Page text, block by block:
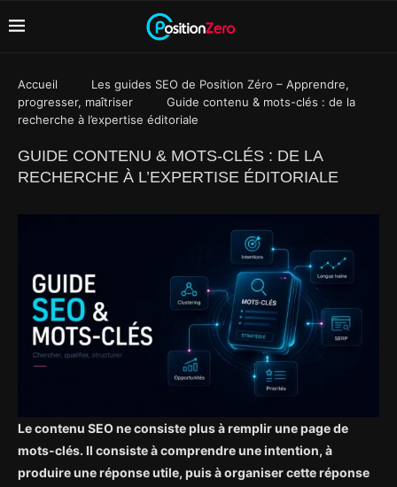
Accueil
Les guides SEO de Position Zéro – Apprendre,
progresser, maîtriser
Guide contenu & mots-clés : de la
recherche à l’expertise éditoriale
GUIDE CONTENU & MOTS-CLÉS : DE LA
RECHERCHE À L’EXPERTISE ÉDITORIALE
Le contenu SEO ne consiste plus à remplir une page de
mots-clés. Il consiste à comprendre une intention, à
produire une réponse utile, puis à organiser cette réponse